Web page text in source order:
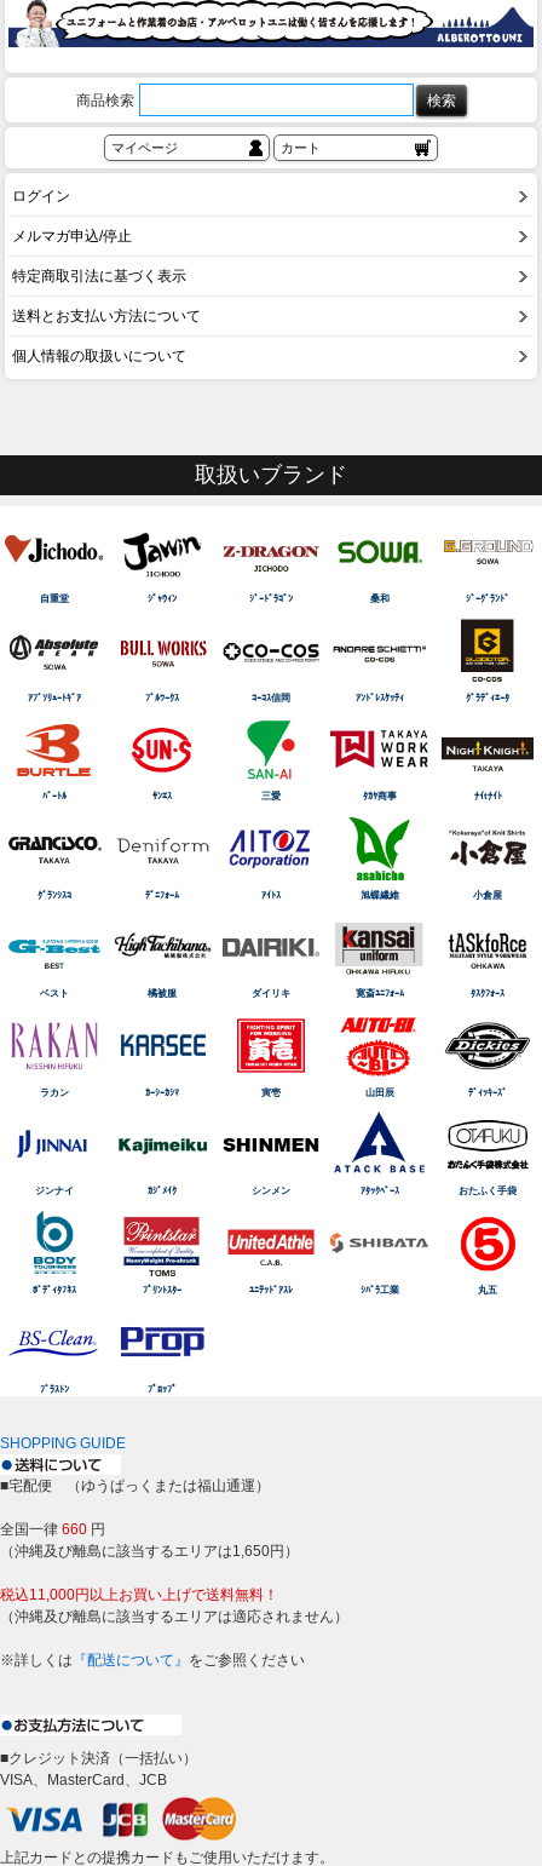
商品検索
マイページ カート
ログイン
メルマガ申込/停止
特定商取引法に基づく表示
送料とお支払い方法について
個人情報の取扱いについて
取扱いブランド
自重堂 ｼﾞｬｳｨﾝ ｼﾞｰﾄﾞﾗｺﾞﾝ 桑和 ｼﾞｰｸﾞﾗﾝﾄﾞ
ｱﾌﾞｿﾘｭｰﾄｷﾞｱ ﾌﾞﾙﾜｰｸｽ ｺｰｺｽ信岡 ｱﾝﾄﾞﾚｽｹｯﾃｨ ｸﾞﾗﾃﾞｨｴｰﾀ
ﾊﾞｰﾄﾙ ｻﾝｴｽ 三愛 ﾀｶﾔ商事 ﾅｲtﾅｲﾄ
ｸﾞﾗﾝｼｽｺ ﾃﾞﾆﾌｫｰﾑ ｱｲﾄｽ 旭蝶繊維 小倉屋
ベスト 橘被服 ダイリキ 寛斎ﾕﾆﾌｫｰﾑ ﾀｽｸﾌｫｰｽ
ラカン ｶｰｼｰｶｼﾏ 寅壱 山田辰 ﾃﾞｨｯｷｰｽﾞ
ジンナイ ｶｼﾞﾒｲｸ シンメン ｱﾀｯｸﾍﾞｰｽ おたふく手袋
ﾎﾞﾃﾞｨﾀﾌﾈｽ ﾌﾟﾘﾝﾄｽﾀｰ ﾕﾆﾃｯﾄﾞｱｽﾚ ｼﾊﾞﾗ工業 丸五
ﾌﾞﾗｽﾄﾝ ﾌﾟﾛｯﾌﾟ
SHOPPING GUIDE
■宅配便 （ゆうぱっくまたは福山通運）
全国一律 660 円
（沖縄及び離島に該当するエリアは1,650円）
税込11,000円以上お買い上げで送料無料！
（沖縄及び離島に該当するエリアは適応されません）
※詳しくは 『配送について』 をご参照ください
■クレジット決済（一括払い）
VISA、MasterCard、JCB
上記カードとの提携カードもご使用いただけます。